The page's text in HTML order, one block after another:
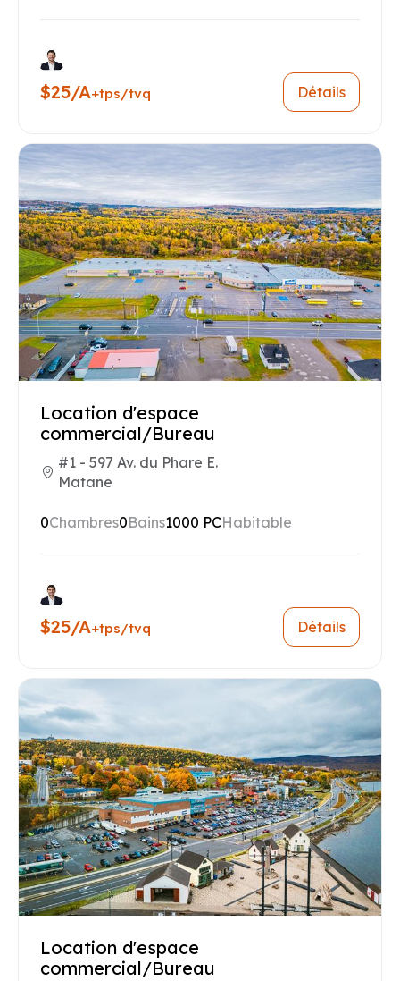
$25/A+tps/tvq Détails
Location d'espace
commercial/Bureau
#1 - 597 Av. du Phare E.
Matane
0Chambres0Bains1000 PCHabitable
$25/A+tps/tvq Détails
Location d'espace
commercial/Bureau